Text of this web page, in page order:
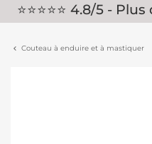
⭐⭐⭐⭐⭐ 4.8/5 -
Couteau à enduire et à mastiquer